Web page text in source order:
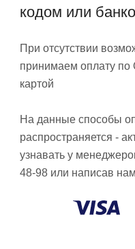
кодом или
При отсутствии
принимаем оплату по
картой
На данные способы
распространяется -
узнавать у
48-98 или написав